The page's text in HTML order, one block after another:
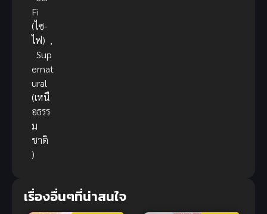
Fi
(ไซ-
ไฟ) ,
Sup
ernat
ural
(เหนื
อธรร
ม
ชาติ
)
เรื่องอื่นๆที่น่าสนใจ